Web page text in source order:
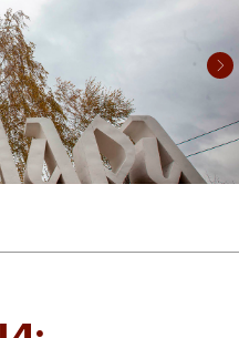
так
Самара
Театры,
это
и может